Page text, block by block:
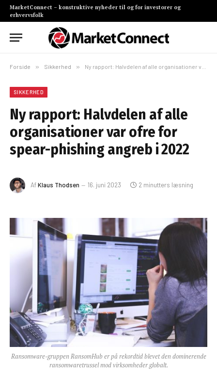
MarketConnect – konstruktive nyheder til og for investorer og
erhvervsfolk
Forside » Sikkerhed » Ny rapport: Halvdelen af alle organisationer var ofre for spear-phishing angreb i 2022
SIKKERHED
Ny rapport: Halvdelen af alle
organisationer var ofre for
spear-phishing angreb i 2022
AfKlaus Thodsen 16. juni 2023 2 minutters læsning
Ransomware-gruppen RansomHub er på rekordtid blevet den dominerende
ransomwaretrussel mod virksomheder globalt.